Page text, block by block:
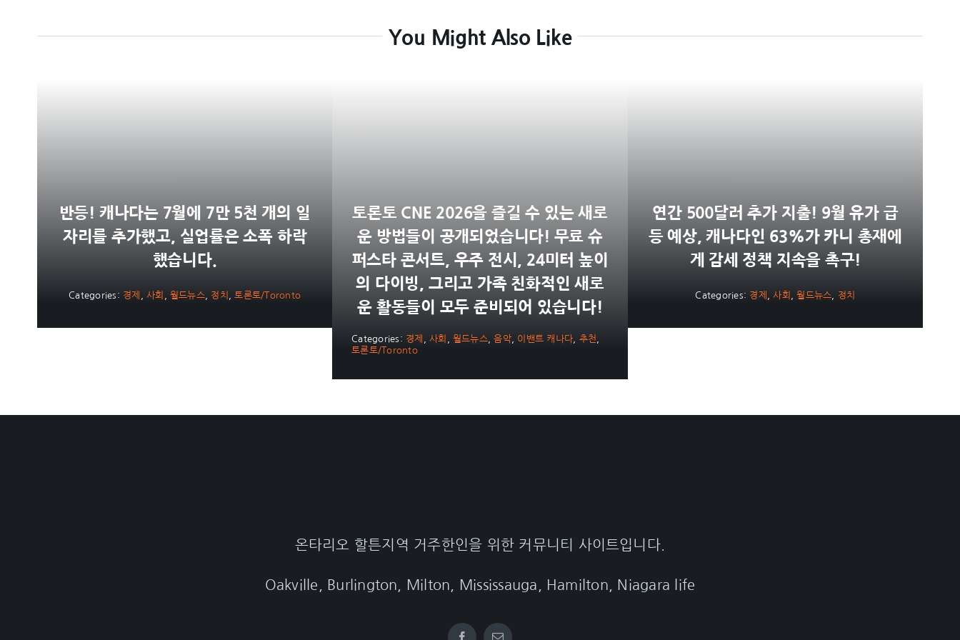
You Might Also Like
반등! 캐나다는 7월에 7만 5천 개의 일
자리를 추가했고, 실업률은 소폭 하락
했습니다.
Categories: 경제 ,사회 월드뉴스, 정치 ,토론토/Toronto
토론토 CNE 2026을 즐길 수 있는 새로
운 방법들이 공개되었습니다! 무료 슈
퍼스타 콘서트, 우주 전시, 24미터 높이
의 다이빙, 그리고 가족 친화적인 새로
운 활동들이 모두 준비되어 있습니다!
Categories: 경제 ,사회 월드뉴스,음악, 이밴트 캐나다 추천
토론토/Toronto
연간 500달러 추가 지출! 9월 유가 급
등 예상, 캐나다인 63%가 카니 총재에
게 감세 정책 지속을 촉구!
Categories: 경제 ,사회 ,월드뉴스 정치
온타리오 할튼지역 거주한인을 위한 커뮤니티 사이트입니다.
Oakville, Burlington, Milton, Mississauga, Hamilton, Niagara life